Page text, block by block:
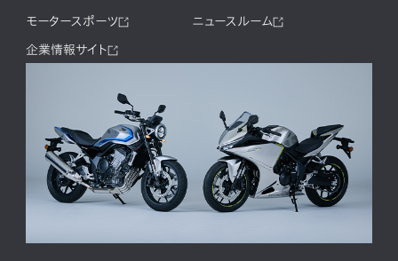
モータースポーツ ニュースルーム
企業情報サイト